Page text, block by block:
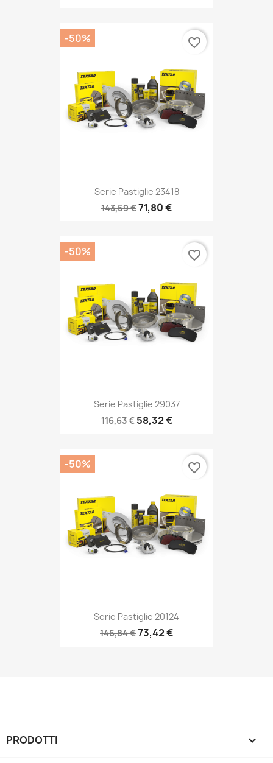
Serie Pastiglie 23418
143,59 €71,80 €
-50% favorite_border
Serie Pastiglie 29037
116,63 € 58,32 €
-50% favorite_border
Serie Pastiglie 20124
146,84 €73,42 €
-50% favorite_border
PRODOTTI 